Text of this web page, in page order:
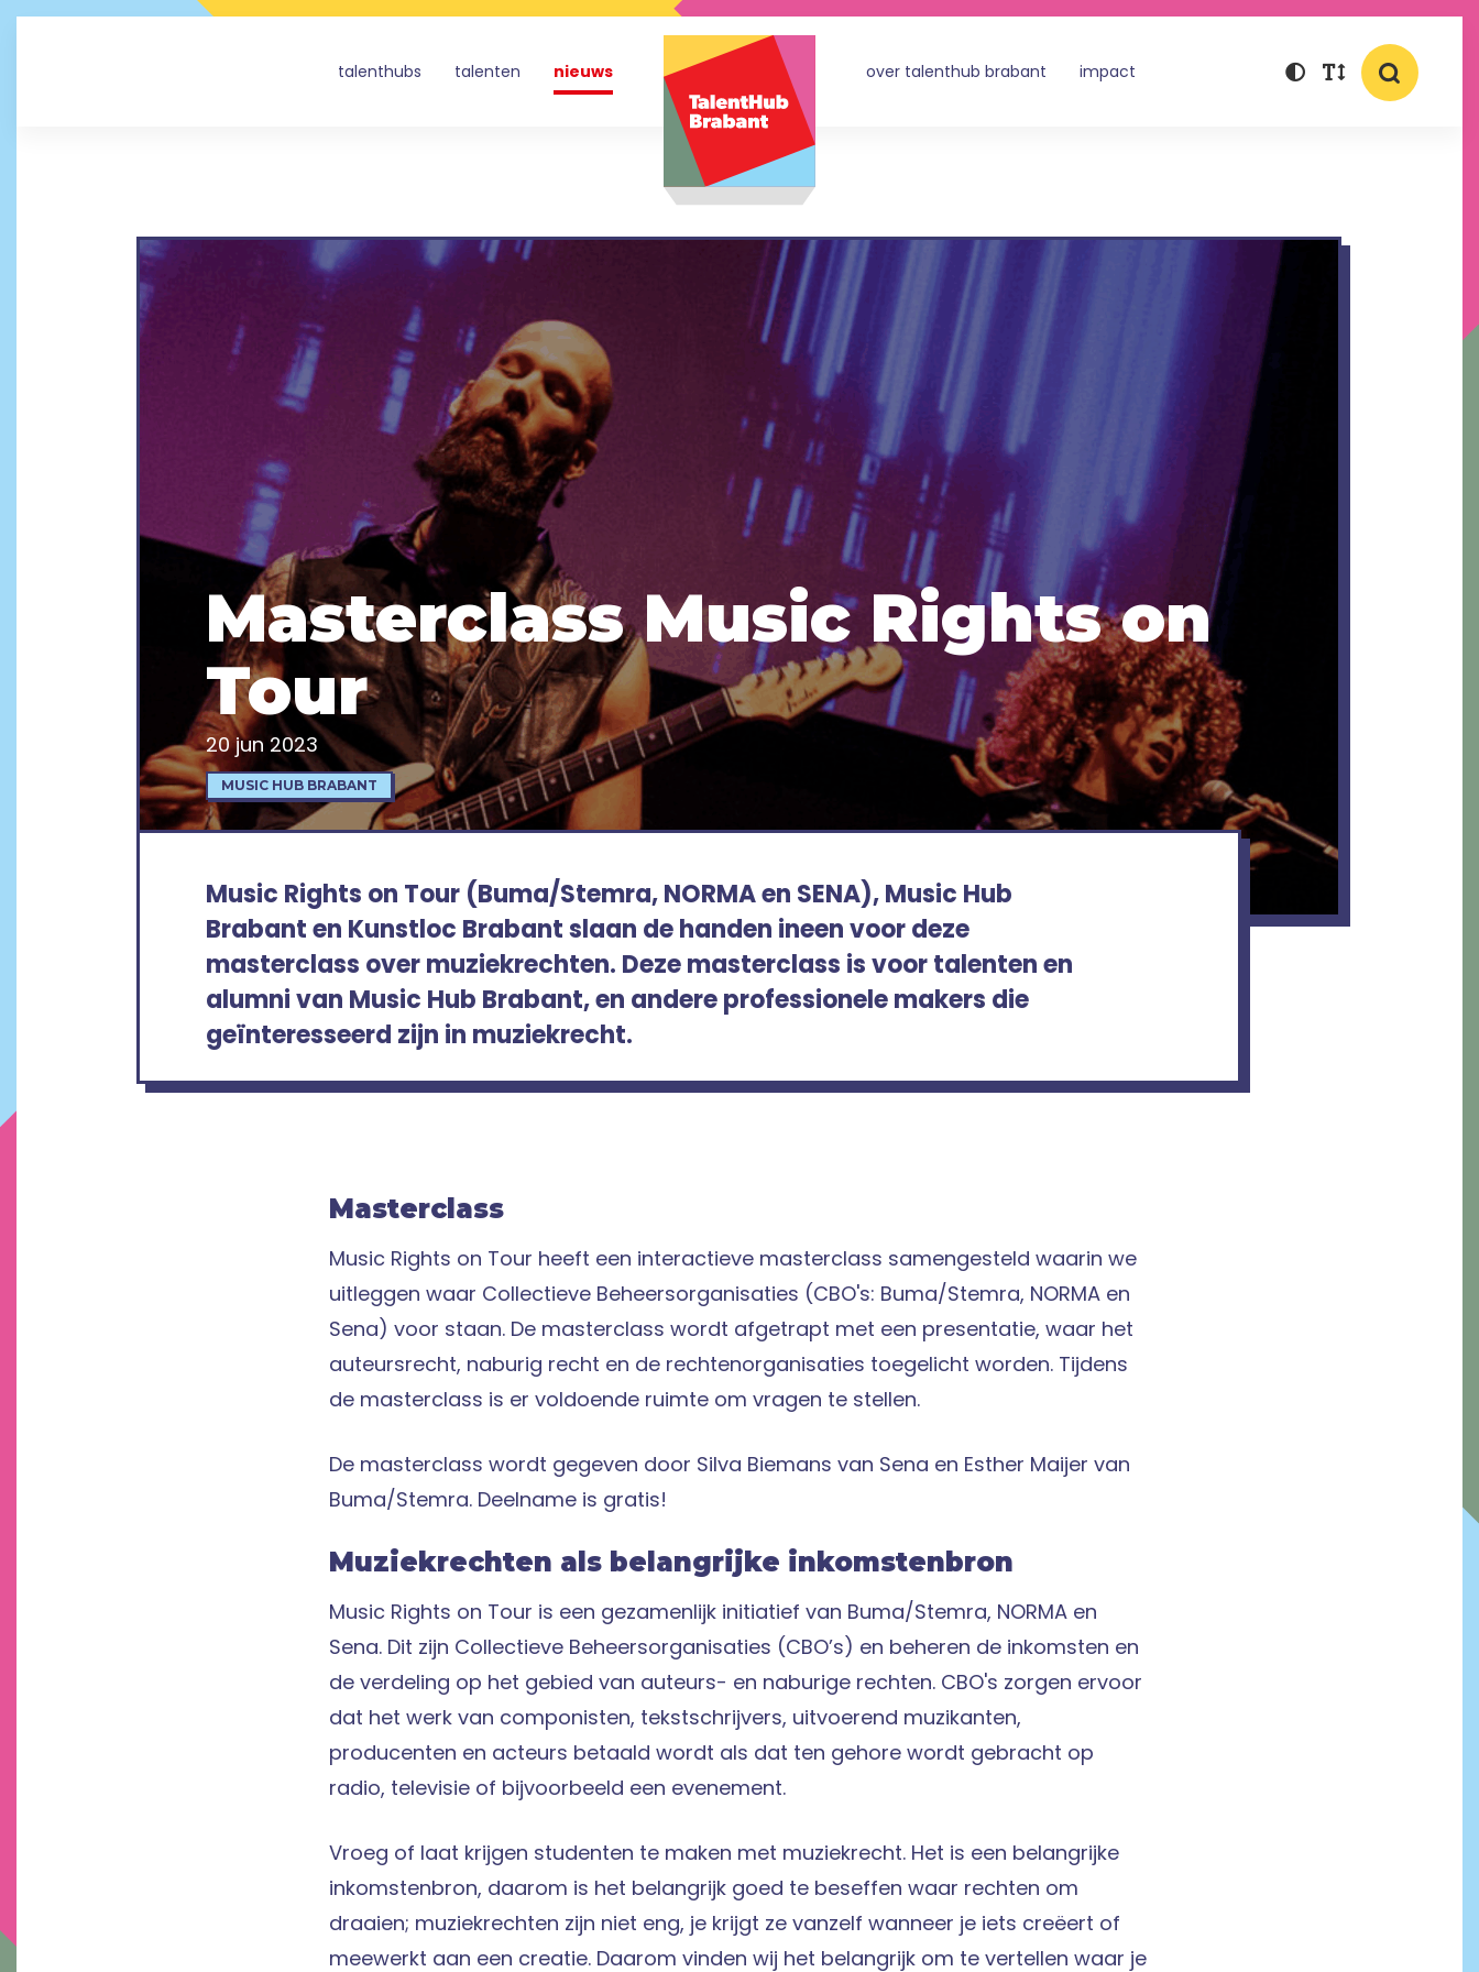
talenthubs talenten nieuws over talenthub brabant impact
Masterclass Music Rights on
Tour
20 jun 2023
MUSIC HUB BRABANT
Music Rights on Tour (Buma/Stemra, NORMA en SENA), Music Hub
Brabant en Kunstloc Brabant slaan de handen ineen voor deze
masterclass over muziekrechten. Deze masterclass is voor talenten en
alumni van Music Hub Brabant, en andere professionele makers die
geïnteresseerd zijn in muziekrecht.
Masterclass
Music Rights on Tour heeft een interactieve masterclass samengesteld waarin we
uitleggen waar Collectieve Beheersorganisaties (CBO's: Buma/Stemra, NORMA en
Sena) voor staan. De masterclass wordt afgetrapt met een presentatie, waar het
auteursrecht, naburig recht en de rechtenorganisaties toegelicht worden. Tijdens
de masterclass is er voldoende ruimte om vragen te stellen.
De masterclass wordt gegeven door Silva Biemans van Sena en Esther Maijer van
Buma/Stemra. Deelname is gratis!
Muziekrechten als belangrijke inkomstenbron
Music Rights on Tour is een gezamenlijk initiatief van Buma/Stemra, NORMA en
Sena. Dit zijn Collectieve Beheersorganisaties (CBO’s) en beheren de inkomsten en
de verdeling op het gebied van auteurs- en naburige rechten. CBO's zorgen ervoor
dat het werk van componisten, tekstschrijvers, uitvoerend muzikanten,
producenten en acteurs betaald wordt als dat ten gehore wordt gebracht op
radio, televisie of bijvoorbeeld een evenement.
Vroeg of laat krijgen studenten te maken met muziekrecht. Het is een belangrijke
inkomstenbron, daarom is het belangrijk goed te beseffen waar rechten om
draaien; muziekrechten zijn niet eng, je krijgt ze vanzelf wanneer je iets creëert of
meewerkt aan een creatie. Daarom vinden wij het belangrijk om te vertellen waar je